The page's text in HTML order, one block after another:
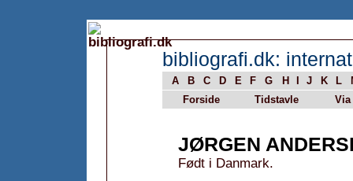
bibliografi.dk:
A B C D E F G H J K L
Forside
Tidstavle Via
JØRGEN
Født i Danmark.